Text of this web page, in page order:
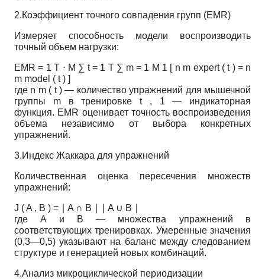
2.Коэффициент точного совпадения групп (EMR)
Измеряет способность модели воспроизводить
точный объем нагрузки:
EMR = 1 T ⋅ M ∑ t = 1 T ∑ m = 1 M 1 [ n m expert ( t ) = n
m model ( t ) ]
где n m ( t ) — количество упражнений для мышечной
группы m в тренировке t , 1
— индикаторная
функция. EMR оценивает точность воспроизведения
объема независимо от выбора конкретных
упражнений.
3.Индекс Жаккара для упражнений
Количественная оценка пересечения множеств
упражнений:
J (A , B ) = A ∩ B A ∪ B
гдеA и B
— множества упражнений в
соответствующих тренировках. Умеренные значения
(0,3—0,5) указывают на баланс между следованием
структуре и генерацией новых комбинаций.
4.Анализ микроциклической периодизации